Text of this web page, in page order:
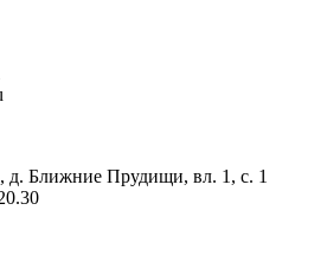
Ближние Прудищи, вл. 1, с. 1